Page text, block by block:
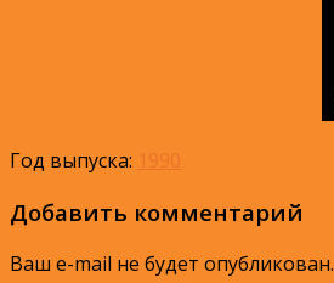
Год выпуска: 1990
Добавить комментарий
Ваш e-mail не будет опубликован.